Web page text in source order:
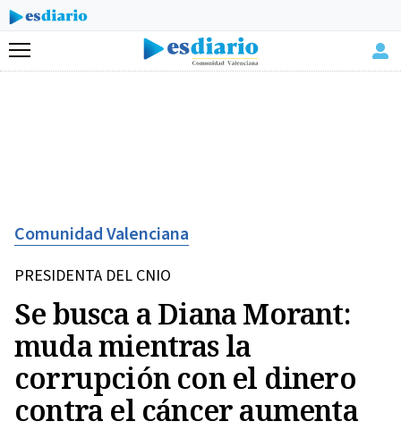
Menú
Comunidad Valenciana
PRESIDENTA DEL CNIO
Se busca a Diana Morant:
muda mientras la
corrupción con el dinero
contra el cáncer aumenta